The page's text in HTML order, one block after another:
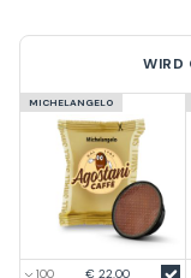
WIRD
MICHELANGELO
€ 22.00